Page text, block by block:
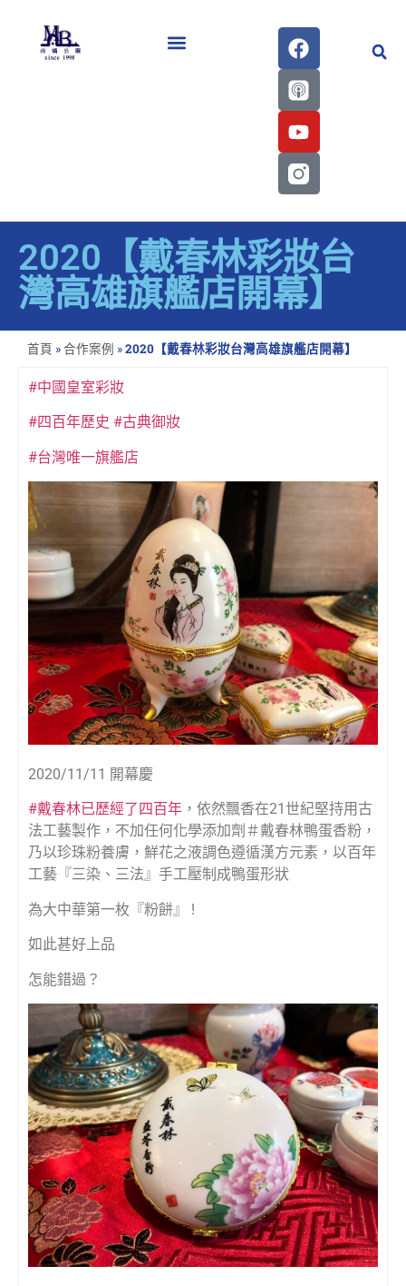
2020【戴春林彩妝台
灣高雄旗艦店開幕】
首頁 »合作案例 »2020【戴春林彩妝台灣高雄旗艦店開幕】
#中國皇室彩妝
#四百年歷史 #古典御妝
#台灣唯一旗艦店
2020/11/11 開幕慶
#戴春林已歷經了四百年 ，依然飄香在21世紀堅持用古
法工藝製作，不加任何化學添加劑＃戴春林鴨蛋香粉，
乃以珍珠粉養膚，鮮花之液調色遵循漢方元素，以百年
工藝『三染、三法』手工壓制成鴨蛋形狀
為大中華第一枚『粉餅』 !
如此甚好上品
怎能錯過？